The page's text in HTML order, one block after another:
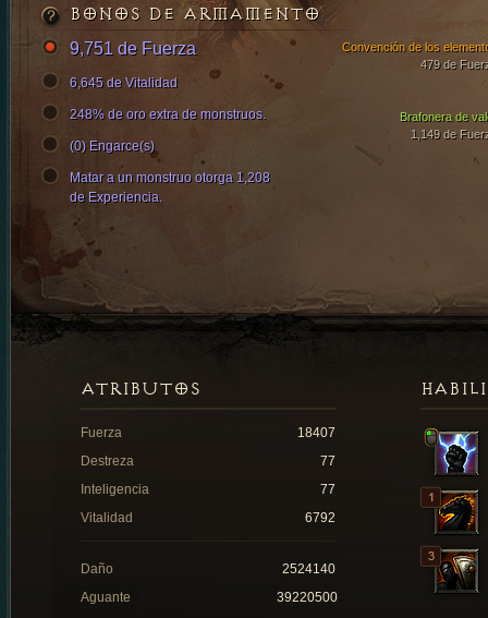
Brafonera de
1,149 de
Convención de los
479 de
BONOS DE ARMAMENTO
9,751 de Fuerza
6,645 de Vitalidad
248% de oro extra de monstruos.
(0) Engarce(s)
Matar a un monstruo otorga 1,208
de Experiencia.
ATRIBUTOS
Fuerza
18407
Destreza
77
Inteligencia
77
Vitalidad
6792
Daño
2524140
Aguante
39220500